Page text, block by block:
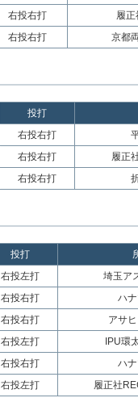
右投右打 履正
右投右打 京都
投打
右投右打
右投右打 履正
右投右打
投打
右投左打 埼玉ア
右投右打 ハ
右投右打 アサ
右投左打 IPU環
右投右打 ハ
右投左打 履正社